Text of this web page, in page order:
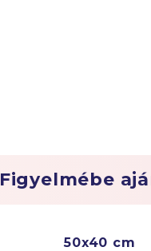
Figyelmébe
50x40 cm